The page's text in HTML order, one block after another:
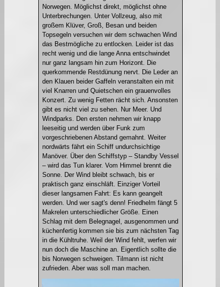
Norwegen. Möglichst direkt, möglichst ohne
Unterbrechungen. Unter Vollzeug, also mit
großem Klüver, Groß, Besan und beiden
Topsegeln versuchen wir dem schwachen Wind
das Bestmögliche zu entlocken. Leider ist das
recht wenig und die lange Anna entschwindet
nur ganz langsam hin zum Horizont. Die
querkommende Restdünung nervt. Die Leder an
den Klauen beider Gaffeln veranstalten ein mit
viel Knarren und Quietschen ein grauenvolles
Konzert. Zu wenig Fetten rächt sich. Ansonsten
gibt es nicht viel zu sehen. Nur Meer. Und
Windparks. Den ersten nehmen wir knapp
leeseitig und werden über Funk zum
vorgeschriebenen Abstand gemahnt. Weiter
nordwärts fährt ein Schiff undurchsichtige
Manöver. Über den Schiffstyp – Standby Vessel
– wird das Tun klarer. Vom Himmel brennt die
Sonne. Der Wind bleibt schwach, bis er
praktisch ganz einschläft. Einziger Vorteil
dieser langsamen Fahrt: Es kann geangelt
werden. Und wer sagt's denn! Friedhelm fängt 5
Makrelen unterschiedlicher Größe. Einen
Schlag mit dem Belegnagel, ausgenommen und
küchenfertig kommen sie bis zum nächsten Tag
in die Kühltruhe. Weil der Wind fehlt, werfen wir
nun doch die Maschine an. Eigentlich sollte die
bis Norwegen schweigen. Tilmann ist nicht
zufrieden. Aber was soll man machen.